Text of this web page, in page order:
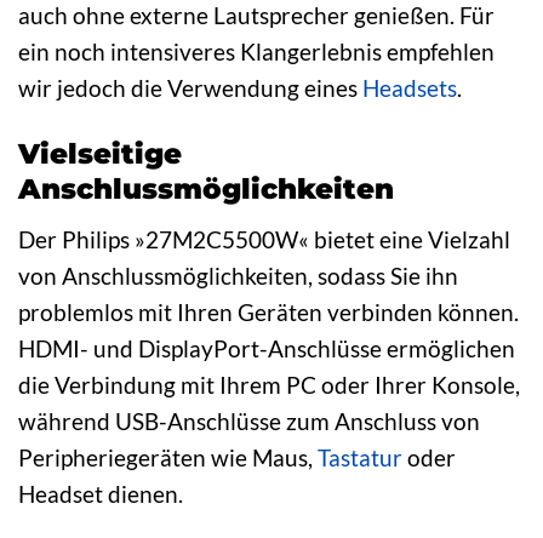
auch ohne externe Lautsprecher genießen. Für
ein noch intensiveres Klangerlebnis empfehlen
wir jedoch die Verwendung eines Headsets.
Vielseitige
Anschlussmöglichkeiten
Der Philips »27M2C5500W« bietet eine Vielzahl
von Anschlussmöglichkeiten, sodass Sie ihn
problemlos mit Ihren Geräten verbinden können.
HDMI- und DisplayPort-Anschlüsse ermöglichen
die Verbindung mit Ihrem PC oder Ihrer Konsole,
während USB-Anschlüsse zum Anschluss von
Peripheriegeräten wie Maus, Tastaturoder
Headset dienen.